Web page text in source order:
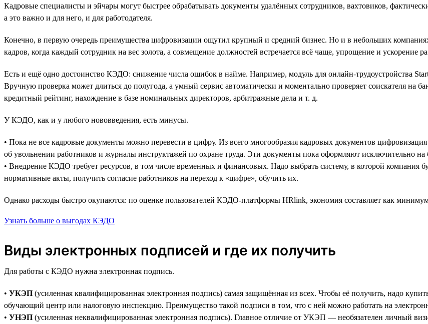
Кадровые специалисты и эйчары могут быстрее обрабатывать документы удалённых сотрудников, вахтовиков,
а это важно и для него, и для работодателя.
Конечно, в первую очередь преимущества цифровизации ощутил крупный и средний бизнес. Но и в небольших
кадров, когда каждый сотрудник на вес золота, а совмещение должностей встречается всё чаще, упрощение и ускорение
Есть и ещё одно достоинство КЭДО: снижение числа ошибок в найме. Например, модуль для онлайн-трудоустройства
Вручную проверка может длиться до полугода, а умный сервис автоматически и моментально проверяет соискателя на
кредитный рейтинг, нахождение в базе номинальных директоров, арбитражные дела и т. д.
У КЭДО, как и у любого нововведения, есть минусы.
• Пока не все кадровые документы можно перевести в цифру. Из всего многообразия кадровых документов
об увольнении работников и журналы инструктажей по охране труда. Эти документы пока оформляют исключительно
• Внедрение КЭДО требует ресурсов, в том числе временных и финансовых. Надо выбрать систему, в которой компания
нормативные акты, получить согласие работников на переход к «цифре», обучить их.
Однако расходы быстро окупаются: по оценке пользователей КЭДО-платформы HRlink, экономия составляет как
Узнать больше о выгодах КЭДО
Виды электронных подписей и где их получить
Для работы с КЭДО нужна электронная подпись.
• УКЭП (усиленная квалифицированная электронная подпись) самая защищённая из всех. Чтобы её получить, надо
обучающий центр или налоговую инспекцию. Преимущество такой подписи в том, что с ней можно работать на
• УНЭП (усиленная неквалифицированная электронная подпись). Главное отличие от УКЭП — необязателен личный